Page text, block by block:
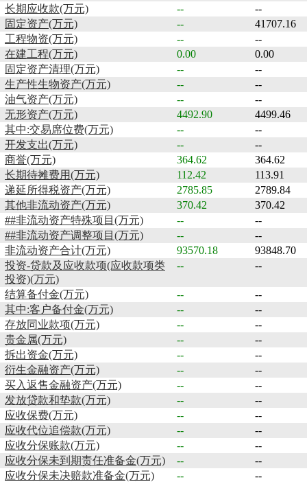
长期应收款(万元)
--
--
固定资产(万元)
--
41707.16
工程物资(万元)
--
--
在建工程(万元)
0.00
0.00
固定资产清理(万元)
--
--
生产性生物资产(万元)
--
--
油气资产(万元)
--
--
无形资产(万元)
4492.90
4499.46
其中:交易席位费(万元)
--
--
开发支出(万元)
--
--
商誉(万元)
364.62
364.62
长期待摊费用(万元)
112.42
113.91
递延所得税资产(万元)
2785.85
2789.84
其他非流动资产(万元)
370.42
370.42
##非流动资产特殊项目(万元)
--
--
##非流动资产调整项目(万元)
--
--
非流动资产合计(万元)
93570.18
93848.70
投资-贷款及应收款项(应收款项类
投资)(万元)
-- --
结算备付金(万元) --
--
其中:客户备付金(万元)
--
--
存放同业款项(万元)
--
--
贵金属(万元)
--
--
拆出资金(万元)
--
--
衍生金融资产(万元)
--
--
买入返售金融资产(万元)
--
--
发放贷款和垫款(万元)
--
--
应收保费(万元)
--
--
应收代位追偿款(万元)
--
--
应收分保账款(万元)
--
--
应收分保未到期责任准备金(万元)
--
--
应收分保未决赔款准备金(万元)
--
--